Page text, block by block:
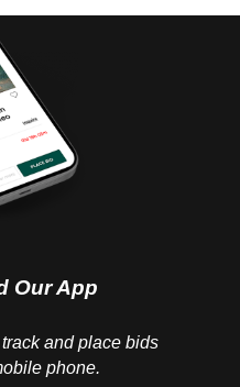
Our App
and place bids
phone.